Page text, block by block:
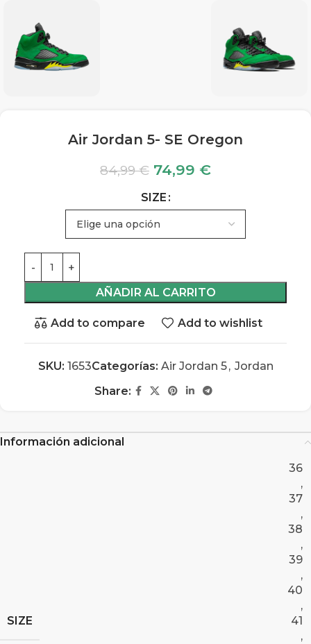
Air Jordan 5- SE Oregon
84,99€ 74,99 €
SIZE
AÑADIR AL CARRITO
Add to compare Add to wishlist
SKU: 1653Categorías: Air Jordan 5, Jordan
Share:
Información adicional
SIZE
36
,
37
,
38
,
39
,
40
,
41
,